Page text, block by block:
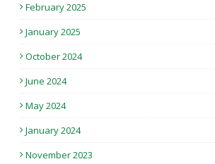
February 2025
January 2025
October 2024
June 2024
May 2024
January 2024
November 2023